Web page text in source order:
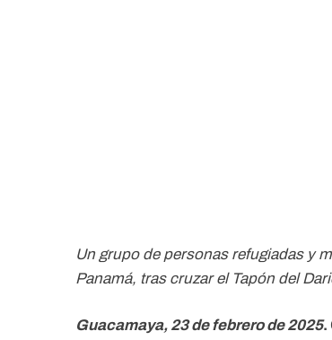
Un grupo de personas refugiadas y
Panamá, tras cruzar el Tapón del
Guacamaya, 23 de febrero de 2025.